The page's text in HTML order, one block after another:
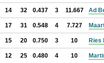
14 32 0.437 3 11.667 Ad
17 31 0.548 4 7.727
15 20 0.750 3 10 Ries
12 25 0.480 4 10